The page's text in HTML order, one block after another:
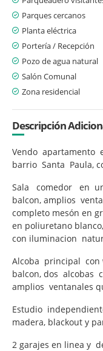
Parques cercanos
Planta eléctrica
Portería / Recepción
Pozo de agua natural
Salón Comunal
Zona residencial
Descripción
Vendo apartamento
barrio Santa Paula,
Sala comedor en un
balcon, amplios
completo mesón en
en poliuretano
con iluminacion
Alcoba principal con
balcon, dos alcobas
amplios ventanales
Estudio
madera, blackout y
2 garajes en linea y